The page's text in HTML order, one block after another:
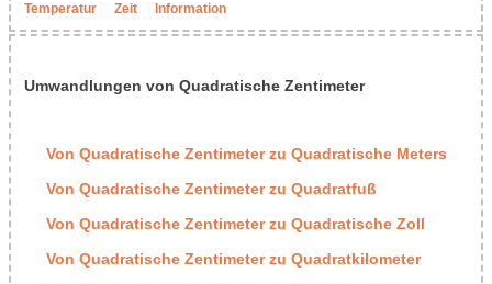
Temperatur Zeit Information
Umwandlungen von Quadratische Zentimeter
Von Quadratische Zentimeter zu Quadratische Meters
Von Quadratische Zentimeter zu Quadratfuß
Von Quadratische Zentimeter zu Quadratische Zoll
Von Quadratische Zentimeter zu Quadratkilometer